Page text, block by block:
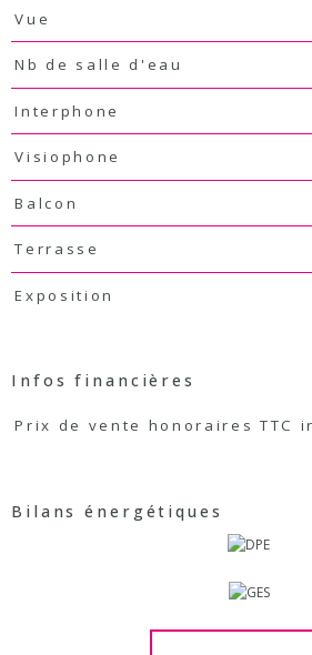
Vue
Nb de salle d'eau
Interphone
Visiophone
Balcon
Terrasse
Exposition
Infos financières
Caractéristiques Valeurs
Prix de vente honoraires TTC
Bilans énergétiques